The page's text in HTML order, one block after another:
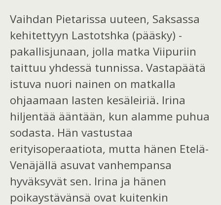
Vaihdan Pietarissa uuteen, Saksassa
kehitettyyn Lastotshka (pääsky) -
pakallisjunaan, jolla matka Viipuriin
taittuu yhdessä tunnissa. Vastapäätä
istuva nuori nainen on matkalla
ohjaamaan lasten kesäleiriä. Irina
hiljentää ääntään, kun alamme puhua
sodasta. Hän vastustaa
erityisoperaatiota, mutta hänen Etelä-
Venäjällä asuvat vanhempansa
hyväksyvät sen. Irina ja hänen
poikaystävänsä ovat kuitenkin